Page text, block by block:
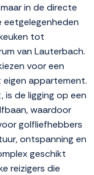
in de directe
eetgelegenheden
tot
van Lauterbach.
voor een
appartement.
de ligging op een
waardoor
golfliefhebbers
ontspanning en
geschikt
reizigers die